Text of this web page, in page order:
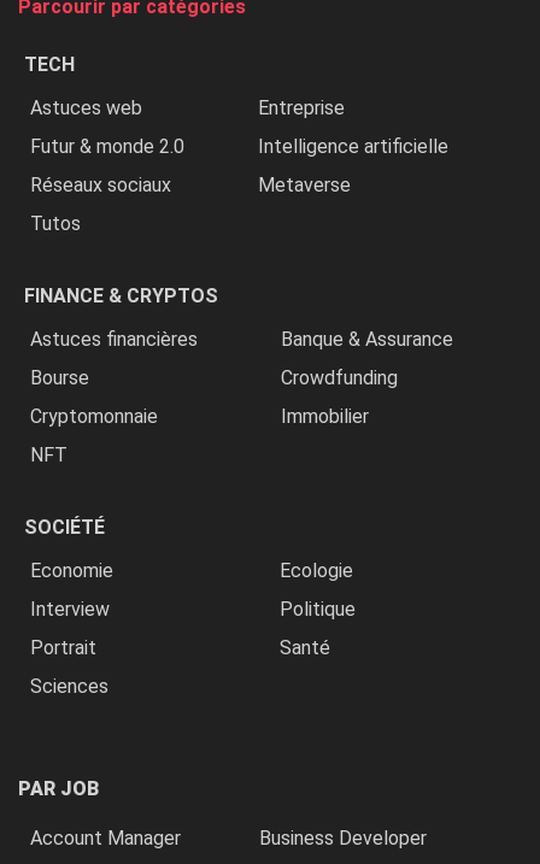
Parcourir par catégories
TECH
Astuces web
Entreprise
Futur & monde 2.0
Intelligence artificielle
Réseaux sociaux
Metaverse
Tutos
FINANCE & CRYPTOS
Astuces financières
Banque & Assurance
Bourse
Crowdfunding
Cryptomonnaie
Immobilier
NFT
SOCIÉTÉ
Economie
Ecologie
Interview
Politique
Portrait
Santé
Sciences
PAR JOB
Account Manager
Business Developer